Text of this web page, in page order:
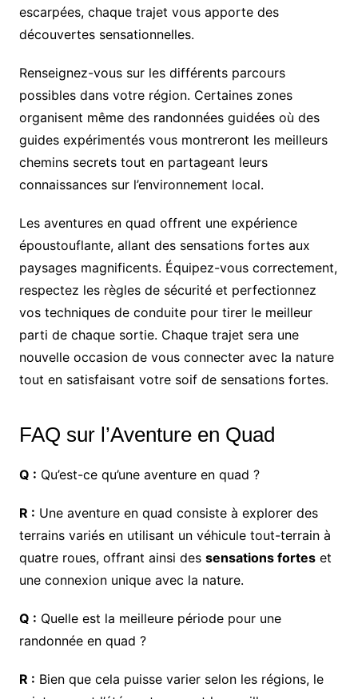
escarpées, chaque trajet vous apporte des
découvertes sensationnelles.
Renseignez-vous sur les différents parcours
possibles dans votre région. Certaines zones
organisent même des randonnées guidées où des
guides expérimentés vous montreront les meilleurs
chemins secrets tout en partageant leurs
connaissances sur l’environnement local.
Les aventures en quad offrent une expérience
époustouflante, allant des sensations fortes aux
paysages magnificents. Équipez-vous correctement,
respectez les règles de sécurité et perfectionnez
vos techniques de conduite pour tirer le meilleur
parti de chaque sortie. Chaque trajet sera une
nouvelle occasion de vous connecter avec la nature
tout en satisfaisant votre soif de sensations fortes.
FAQ sur l’Aventure en Quad
Q : Qu’est-ce qu’une aventure en quad ?
R : Une aventure en quad consiste à explorer des
terrains variés en utilisant un véhicule tout-terrain à
quatre roues, offrant ainsi des sensations forteset
une connexion unique avec la nature.
Q : Quelle est la meilleure période pour une
randonnée en quad ?
R : Bien que cela puisse varier selon les régions, le